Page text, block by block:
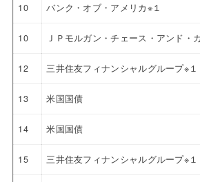
10 バンク・オブ・アメリカ※１
10 ＪＰモルガン・チェース・アンド・
12 三井住友フィナンシャルグループ※１
13 米国国債
14 米国国債
15 三井住友フィナンシャルグループ※１